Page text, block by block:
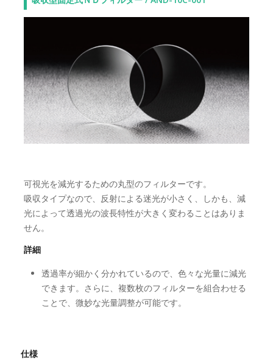
可視光を減光するための丸型のフィルターです。
吸収タイプなので、反射による迷光が小さく、しかも、減
光によって透過光の波長特性が大きく変わることはありま
せん。
詳細
透過率が細かく分かれているので、色々な光量に減光
できます。さらに、複数枚のフィルターを組合わせる
ことで、微妙な光量調整が可能です。
仕様